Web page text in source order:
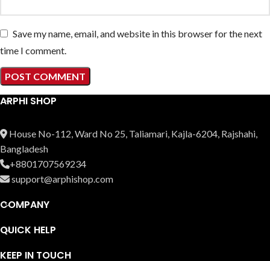
Save my name, email, and website in this browser for the next
time I comment.
ARPHI SHOP
House No-112, Ward No 25, Taliamari, Kajla-6204, Rajshahi,
Bangladesh
+8801707569234
support@arphishop.com
COMPANY
QUICK HELP
KEEP IN TOUCH